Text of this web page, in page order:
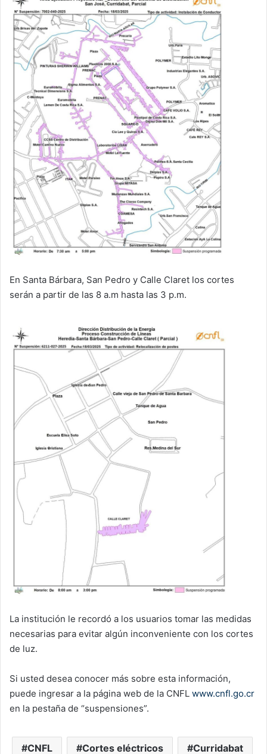
En Santa Bárbara, San Pedro y Calle Claret los cortes
serán a partir de las 8 a.m hasta las 3 p.m.
La institución le recordó a los usuarios tomar las medidas
necesarias para evitar algún inconveniente con los cortes
de luz.
Si usted desea conocer más sobre esta información,
puede ingresar a la página web de la CNFL www.cnfl.go.cr
en la pestaña de “suspensiones”.
CNFL Cortes eléctricos Curridabat